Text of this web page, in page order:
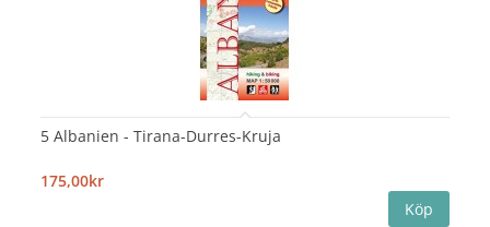
5 Albanien - Tirana-Durres-Kruja
175,00kr